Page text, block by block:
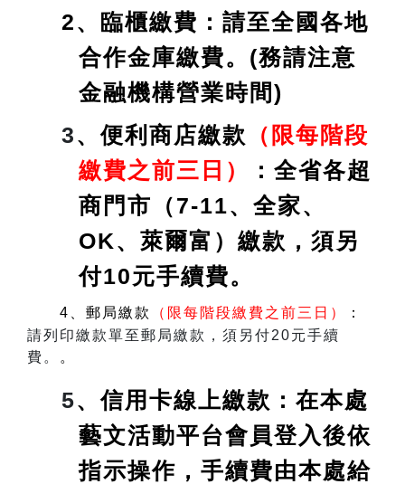
2、臨櫃繳費：請至全國各地
合作金庫繳費。(務請注意
金融機構營業時間)
3、便利商店繳款
（限每階段
繳費之前三日）
：全省各超
商門市（7-11、全家、
OK、萊爾富）繳款，須另
付10元手續費。
4、郵局繳款 （限每階段繳費之前三日）
：
請列印繳款單至郵局繳款，須另付20元手續
費。
。
5、信用卡線上繳款：在本處
藝文活動平台會員登入後依
指示操作，手續費由本處給